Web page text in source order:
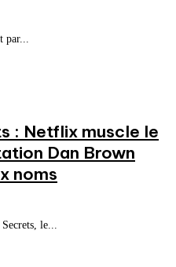
par...
: Netflix muscle le
Dan Brown
noms
le...